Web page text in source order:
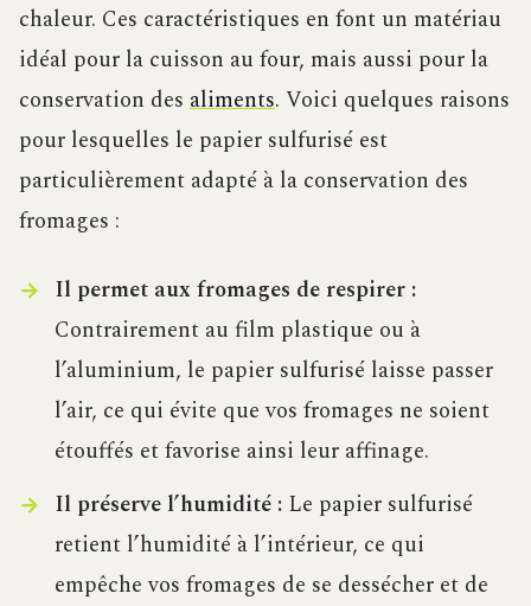
chaleur. Ces caractéristiques en font un matériau
idéal pour la cuisson au four, mais aussi pour la
conservation des aliments. Voici quelques raisons
pour lesquelles le papier sulfurisé est
particulièrement adapté à la conservation des
fromages :
Il permet aux fromages de respirer :
Contrairement au film plastique ou à
l’aluminium, le papier sulfurisé laisse passer
l’air, ce qui évite que vos fromages ne soient
étouffés et favorise ainsi leur affinage.
Il préserve l’humidité :Le papier sulfurisé
retient l’humidité à l’intérieur, ce qui
empêche vos fromages de se dessécher et de